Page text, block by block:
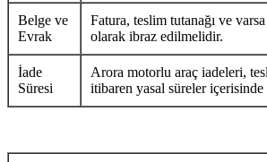
Belge ve
Evrak
Fatura, teslim tutanağı ve
olarak ibraz edilmelidir.
İade
Süresi
Arora motorlu araç iadeleri,
itibaren yasal süreler